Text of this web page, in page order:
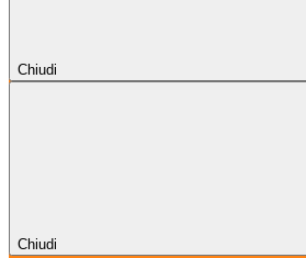
Chiudi
Chiudi